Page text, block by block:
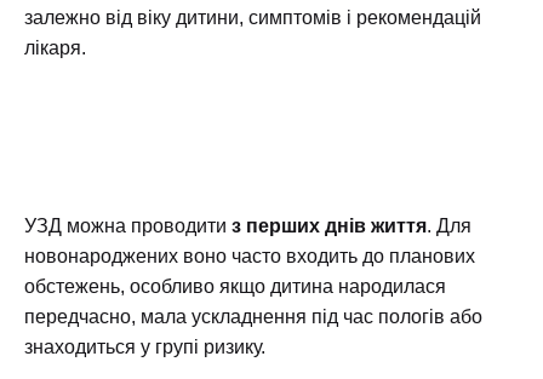
залежно від віку дитини, симптомів і рекомендацій
лікаря.
УЗД можна проводити з перших днів життя. Для
новонароджених воно часто входить до планових
обстежень, особливо якщо дитина народилася
передчасно, мала ускладнення під час пологів або
знаходиться у групі ризику.